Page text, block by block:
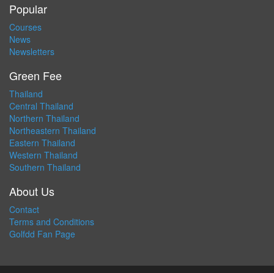
Popular
Courses
News
Newsletters
Green Fee
Thailand
Central Thailand
Northern Thailand
Northeastern Thailand
Eastern Thailand
Western Thailand
Southern Thailand
About Us
Contact
Terms and Conditions
Golfdd Fan Page